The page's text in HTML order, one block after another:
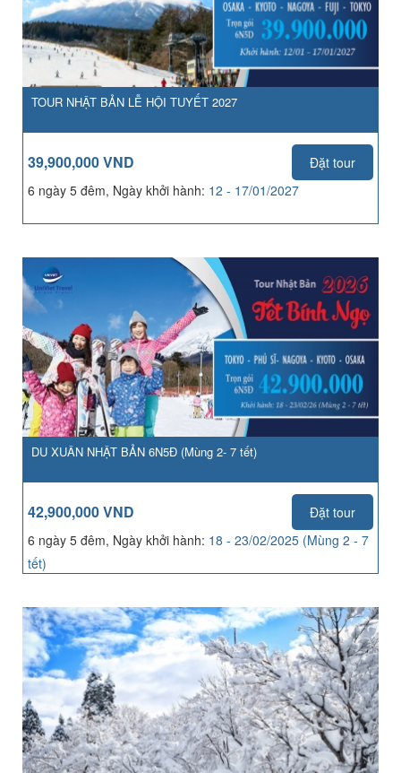
TOUR NHẬT BẢN LỄ HỘI TUYẾT 2027
39,900,000 VND
Đặt tour
6 ngày 5 đêm, Ngày khởi hành: 12 - 17/01/2027
DU XUÂN NHẬT BẢN 6N5Đ (Mùng 2- 7 tết)
42,900,000 VND
Đặt tour
6 ngày 5 đêm, Ngày khởi hành: 18 - 23/02/2025 (Mùng 2 - 7
tết)